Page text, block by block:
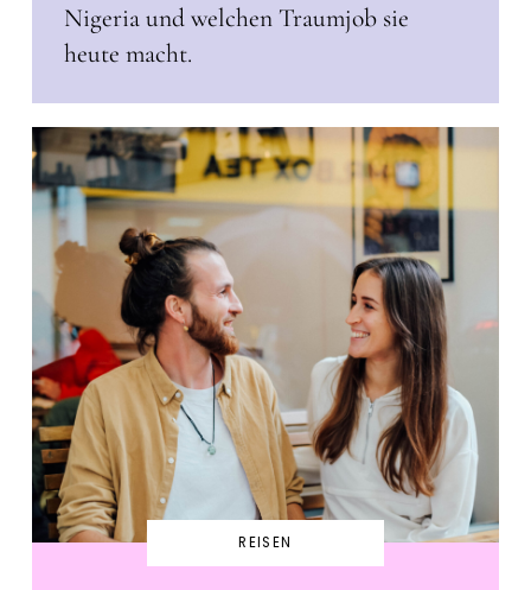
Nigeria und welchen Traumjob sie
heute macht.
REISEN